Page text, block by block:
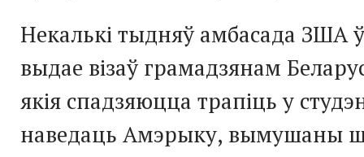
Некалькі тыдняў амбасада ЗША
выдае візаў грамадзянам
якія спадзяюцца трапіць у
наведаць Амэрыку, вымушаны